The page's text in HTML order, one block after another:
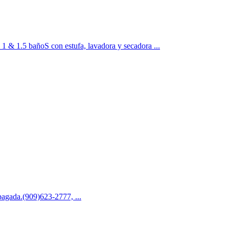
bañoS con estufa, lavadora y secadora ...
2777, ...